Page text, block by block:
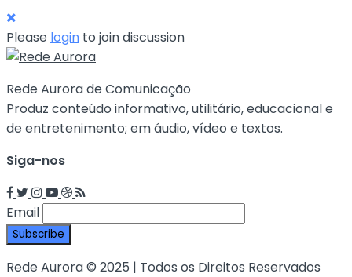
Please login to join discussion
Rede Aurora de Comunicação
Produz conteúdo informativo, utilitário, educacional e
de entretenimento; em áudio, vídeo e textos.
Siga-nos
Email
Rede Aurora © 2025 | Todos os Direitos Reservados